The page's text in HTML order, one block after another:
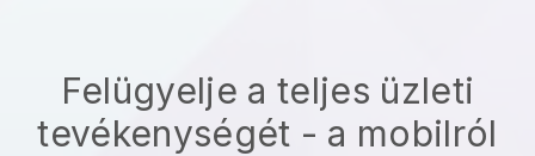
Felügyelje a teljes üzleti
tevékenységét - a mobilról